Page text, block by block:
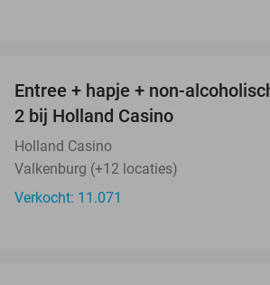
Entree + hapje + non-
2 bij Holland Casino
Holland Casino
Valkenburg (+12 locaties)
Verkocht: 11.071